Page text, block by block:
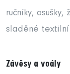
ručníky,
sladěné textilní
Závěsy a voály